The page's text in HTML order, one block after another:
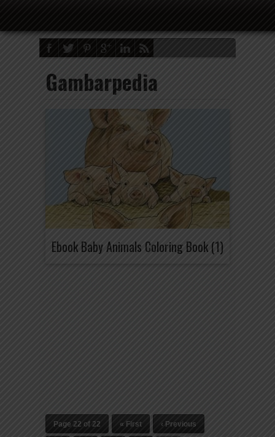
Gambarpedia
Ebook Baby Animals Coloring Book (1)
Page 22 of 22 « First ‹ Previous